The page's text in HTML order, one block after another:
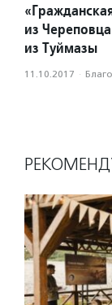
из
из Туймазы
11.10.2017 ·